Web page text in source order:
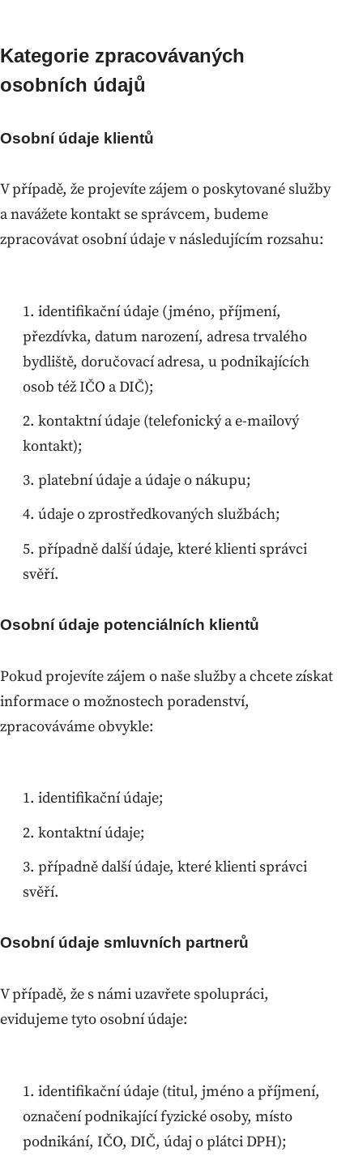
Kategorie zpracovávaných
osobních údajů
Osobní údaje klientů
V případě, že projevíte zájem o poskytované služby
a navážete kontakt se správcem, budeme
zpracovávat osobní údaje v následujícím rozsahu:
identifikační údaje (jméno, příjmení,
přezdívka, datum narození, adresa trvalého
bydliště, doručovací adresa, u podnikajících
osob též IČO a DIČ);
kontaktní údaje (telefonický a e-mailový
kontakt);
platební údaje a údaje o nákupu;
údaje o zprostředkovaných službách;
případně další údaje, které klienti správci
svěří.
Osobní údaje potenciálních klientů
Pokud projevíte zájem o naše služby a chcete získat
informace o možnostech poradenství,
zpracováváme obvykle:
identifikační údaje;
kontaktní údaje;
případně další údaje, které klienti správci
svěří.
Osobní údaje smluvních partnerů
V případě, že s námi uzavřete spolupráci,
evidujeme tyto osobní údaje:
identifikační údaje (titul, jméno a příjmení,
označení podnikající fyzické osoby, místo
podnikání, IČO, DIČ, údaj o plátci DPH);